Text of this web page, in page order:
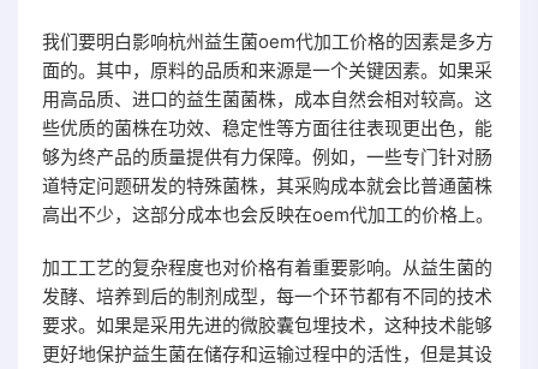
我们要明白影响杭州益生菌oem代加工价格的因素是多方
面的。其中，原料的品质和来源是一个关键因素。如果采
用高品质、进口的益生菌菌株，成本自然会相对较高。这
些优质的菌株在功效、稳定性等方面往往表现更出色，能
够为终产品的质量提供有力保障。例如，一些专门针对肠
道特定问题研发的特殊菌株，其采购成本就会比普通菌株
高出不少，这部分成本也会反映在oem代加工的价格上。
加工工艺的复杂程度也对价格有着重要影响。从益生菌的
发酵、培养到后的制剂成型，每一个环节都有不同的技术
要求。如果是采用先进的微胶囊包埋技术，这种技术能够
更好地保护益生菌在储存和运输过程中的活性，但是其设